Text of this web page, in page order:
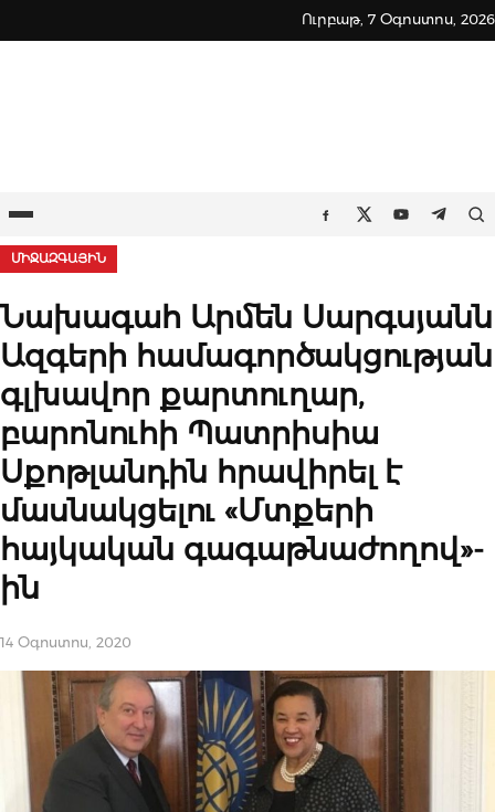
to
Ուրբաթ, 7 Օգոստոս, 2026
Ընտրացանկ Facebook
TwitterYoutube
ՄԻՋԱԶԳԱՅԻՆ
Նախագահ Արմեն Սարգսյանն
Ազգերի համագործակցության
գլխավոր քարտուղար,
բարոնուհի Պատրիսիա
Սքոթլանդին հրավիրել է
մասնակցելու «Մտքերի
հայկական գագաթնաժողով»-
ին
14 Օգոստոս, 2020